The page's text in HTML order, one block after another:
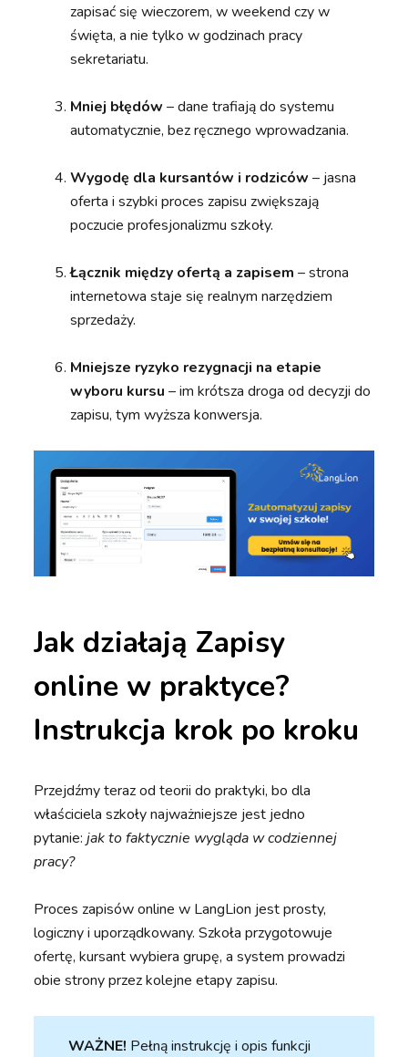
zapisać się wieczorem, w weekend czy w
święta, a nie tylko w godzinach pracy
sekretariatu.
Mniej błędów – dane trafiają do systemu
automatycznie, bez ręcznego wprowadzania.
Wygodę dla kursantów i rodziców – jasna
oferta i szybki proces zapisu zwiększają
poczucie profesjonalizmu szkoły.
Łącznik między ofertą a zapisem – strona
internetowa staje się realnym narzędziem
sprzedaży.
Mniejsze ryzyko rezygnacji na etapie
wyboru kursu – im krótsza droga od decyzji do
zapisu, tym wyższa konwersja.
Jak działają Zapisy
online w praktyce?
Instrukcja krok po kroku
Przejdźmy teraz od teorii do praktyki, bo dla
właściciela szkoły najważniejsze jest jedno
pytanie:jak to faktycznie wygląda w codziennej
pracy?
Proces zapisów online w LangLion jest prosty,
logiczny i uporządkowany. Szkoła przygotowuje
ofertę, kursant wybiera grupę, a system prowadzi
obie strony przez kolejne etapy zapisu.
WAŻNE! Pełną instrukcję i opis funkcji